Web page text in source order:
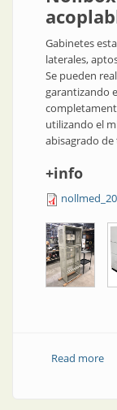
Gabinetes
laterales,
Se pueden
garantizando
utilizando el
abisagrado
+info
Read more